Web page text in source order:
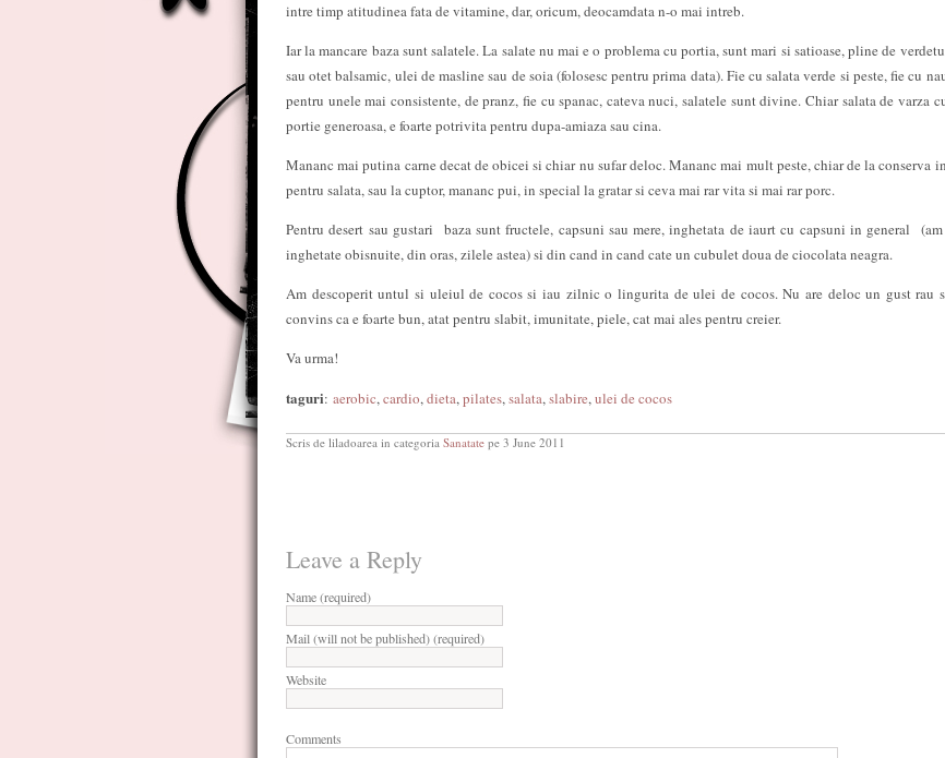
intre timp atitudinea fata de vitamine, dar, oricum, deocamdata n-o mai intreb.
Iar la mancare baza sunt salatele. La salate nu mai e o problema cu portia, sunt mari si satioase, pline de
sau otet balsamic, ulei de masline sau de soia (folosesc pentru prima data). Fie cu salata verde si peste, fie cu
pentru unele mai consistente, de pranz, fie cu spanac, cateva nuci, salatele sunt divine. Chiar salata de varza
portie generoasa, e foarte potrivita pentru dupa-amiaza sau cina.
Mananc mai putina carne decat de obicei si chiar nu sufar deloc. Mananc mai mult peste, chiar de la conserva
pentru salata, sau la cuptor, mananc pui, in special la gratar si ceva mai rar vita si mai rar porc.
Pentru desert sau gustari baza sunt fructele, capsuni sau mere, inghetata de iaurt cu capsuni in general
inghetate obisnuite, din oras, zilele astea) si din cand in cand cate un cubulet doua de ciocolata neagra.
Am descoperit untul si uleiul de cocos si iau zilnic o lingurita de ulei de cocos. Nu are deloc un gust rau
convins ca e foarte bun, atat pentru slabit, imunitate, piele, cat mai ales pentru creier.
Va urma!
taguri: aerobic,cardio,dieta,pilates,salata,slabire,ulei de cocos
Scris de liladoarea in categoria Sanatate pe 3 June 2011
Leave a Reply
Name (required)
Mail (will not be published) (required)
Website
Comments